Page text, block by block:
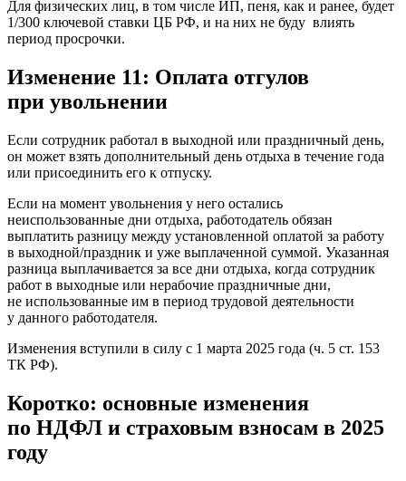
Для физических лиц, в том числе ИП, пеня, как и ранее, будет
1/300 ключевой ставки ЦБ РФ, и на них не буду влиять
период просрочки.
Изменение 11: Оплата отгулов
при увольнении
Если сотрудник работал в выходной или праздничный день,
он может взять дополнительный день отдыха в течение года
или присоединить его к отпуску.
Если на момент увольнения у него остались
неиспользованные дни отдыха, работодатель обязан
выплатить разницу между установленной оплатой за работу
в выходной/праздник и уже выплаченной суммой. Указанная
разница выплачивается за все дни отдыха, когда сотрудник
работ в выходные или нерабочие праздничные дни,
не использованные им в период трудовой деятельности
у данного работодателя.
Изменения вступили в силу с 1 марта 2025 года (ч. 5 ст. 153
ТК РФ).
Коротко: основные изменения
по НДФЛ и страховым взносам в 2025
году